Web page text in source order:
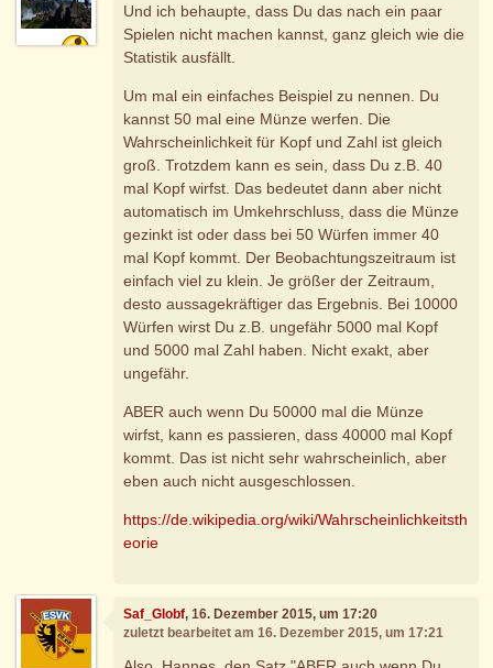
Und ich behaupte, dass Du das nach ein paar
Spielen nicht machen kannst, ganz gleich wie die
Statistik ausfällt.
Um mal ein einfaches Beispiel zu nennen. Du
kannst 50 mal eine Münze werfen. Die
Wahrscheinlichkeit für Kopf und Zahl ist gleich
groß. Trotzdem kann es sein, dass Du z.B. 40
mal Kopf wirfst. Das bedeutet dann aber nicht
automatisch im Umkehrschluss, dass die Münze
gezinkt ist oder dass bei 50 Würfen immer 40
mal Kopf kommt. Der Beobachtungszeitraum ist
einfach viel zu klein. Je größer der Zeitraum,
desto aussagekräftiger das Ergebnis. Bei 10000
Würfen wirst Du z.B. ungefähr 5000 mal Kopf
und 5000 mal Zahl haben. Nicht exakt, aber
ungefähr.
ABER auch wenn Du 50000 mal die Münze
wirfst, kann es passieren, dass 40000 mal Kopf
kommt. Das ist nicht sehr wahrscheinlich, aber
eben auch nicht ausgeschlossen.
https://de.wikipedia.org/wiki/Wahrscheinlichkeitsth
eorie
Saf_Globf, 16. Dezember 2015, um 17:20
zuletzt bearbeitet am 16. Dezember 2015, um 17:21